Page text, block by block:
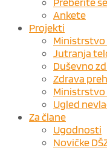
Ankete
Projekti
Ministrstvo
Jutranja
Duševno
Zdrava
Ministrstvo
Ugled
Za člane
Ugodnosti
Novičke